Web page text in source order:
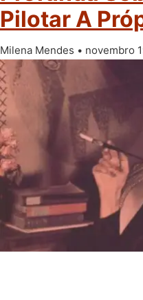
Pilotar A
Milena Mendes novembro